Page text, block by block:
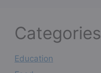
Categories
Education